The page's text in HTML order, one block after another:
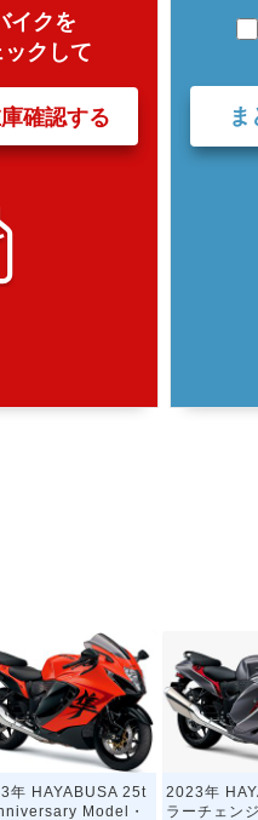
イクを
クして
確認する
年 HAYABUSA 25t
Model・
2023年
ラーチェンジ